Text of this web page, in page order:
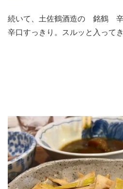
続いて、土佐鶴酒造の 銘鶴 辛
辛口すっきり。スルッと入って